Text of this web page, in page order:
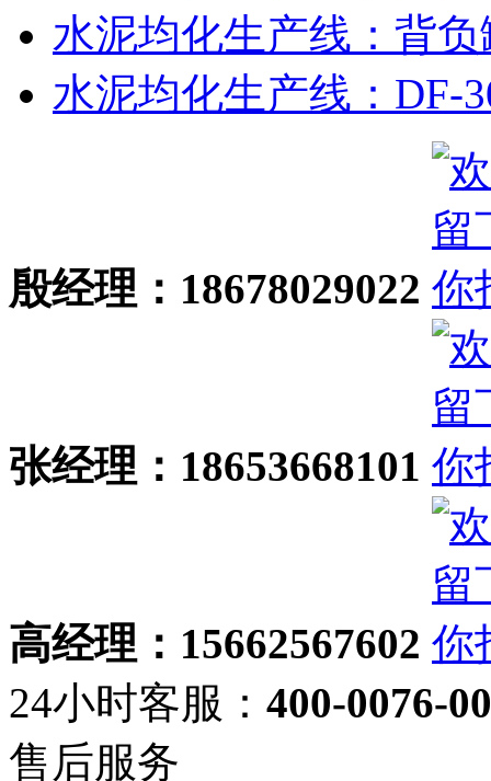
水泥均化生产线：背负
水泥均化生产线：DF-
殷经理：18678029022
张经理：18653668101
高经理：15662567602
24小时客服： 400-0076-
售后服务